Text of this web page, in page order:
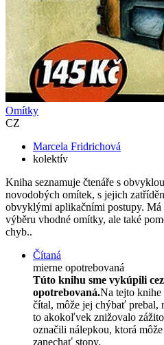
Omítky
CZ
Marcela Fridrichová
kolektív
Kniha seznamuje čtenáře s
novodobých omítek, s jejich
obvyklými aplikačními postupy. Má
výběru vhodné omítky, ale také
chyb..
Čítaná
mierne opotrebovaná
Túto knihu sme vykúpili cez
opotrebovaná.Na tejto
čítal, môže jej chýbať prebal,
to akokoľvek znižovalo
označili nálepkou, ktorá
zanechať stopy.